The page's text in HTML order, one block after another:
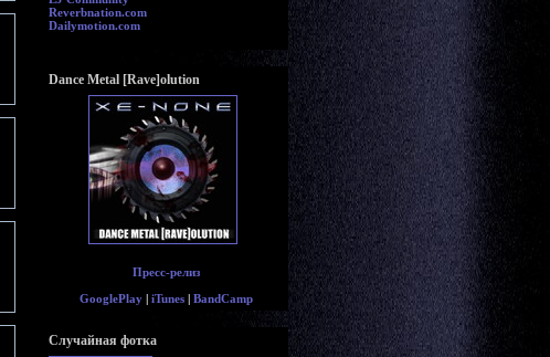
Reverbnation.com
Dailymotion.com
Dance Metal [Rave]olution
Пресс-релиз
GooglePlay| iTunes| BandCamp
Случайная фотка